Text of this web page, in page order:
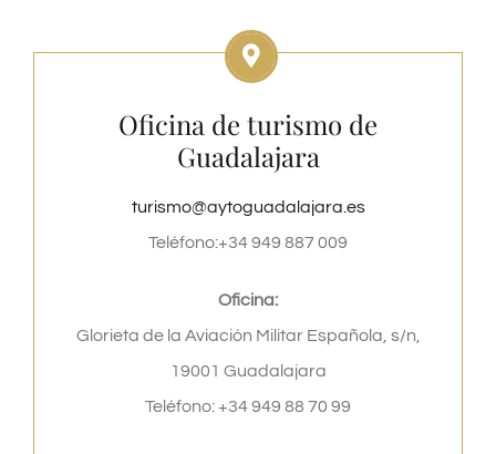
Oficina de turismo de
Guadalajara
turismo@aytoguadalajara.es
Teléfono:+34 949 887 009
Oficina:
Glorieta de la Aviación Militar Española, s/n,
19001 Guadalajara
Teléfono: +34 949 88 70 99